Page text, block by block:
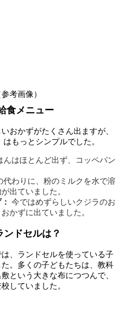
考画像）
食メニュー
おかずがたくさん出ますが、
もっとシンプルでした。
んはほとんど出ず、コッペパン
代わりに、粉のミルクを水で溶
出ていました。
今ではめずらしいクジラのお
かずに出ていました。
ンドセルは？
、ランドセルを使っている子
。多くの子どもたちは、教科
という大きな布につつんで、
していました。